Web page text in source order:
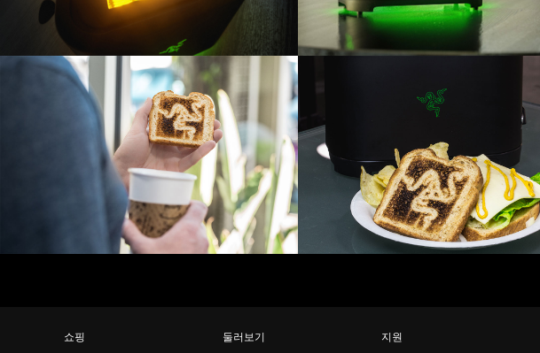
쇼핑 둘러보기 지원